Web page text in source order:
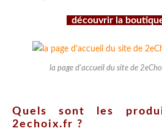
découvrir la
la page d'accueil du site de
Quels sont les
2echoix.fr ?